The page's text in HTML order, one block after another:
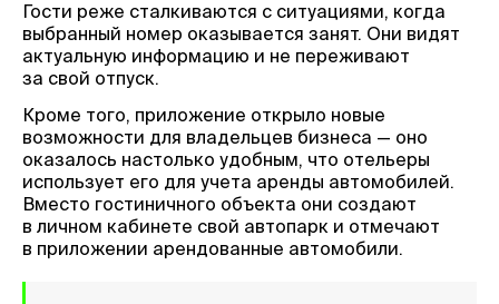
Гости реже сталкиваются с ситуациями, когда
выбранный номер оказывается занят. Они видят
актуальную информацию и не переживают
за свой отпуск.
Кроме того, приложение открыло новые
возможности для владельцев бизнеса — оно
оказалось настолько удобным, что отельеры
использует его для учета аренды автомобилей.
Вместо гостиничного объекта они создают
в личном кабинете свой автопарк и отмечают
в приложении арендованные автомобили.